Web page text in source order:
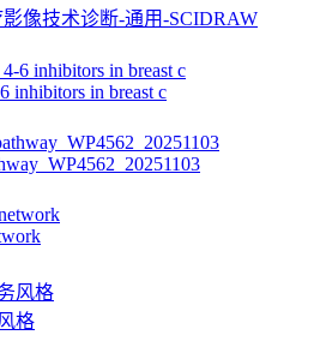
像技术诊断-通用-SCIDRAW
inhibitors in breast c
格